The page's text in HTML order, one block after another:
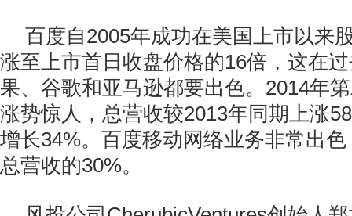
百度自2005年成功在美国上市以来
涨至上市首日收盘价格的16倍，这在
果、谷歌和亚马逊都要出色。2014年
涨势惊人，总营收较2013年同期上涨
增长34%。百度移动网络业务非常出
总营收的30%。